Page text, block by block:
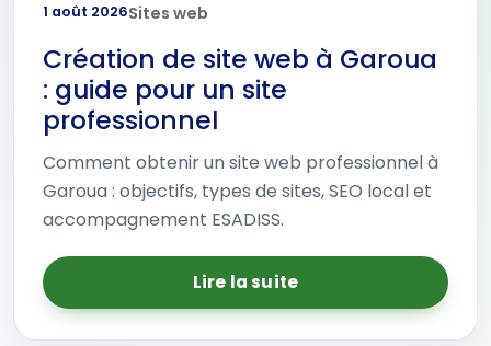
1 août 2026Sites web
Création de site web à Garoua
: guide pour un site
professionnel
Comment obtenir un site web professionnel à
Garoua : objectifs, types de sites, SEO local et
accompagnement ESADISS.
Lire la suite